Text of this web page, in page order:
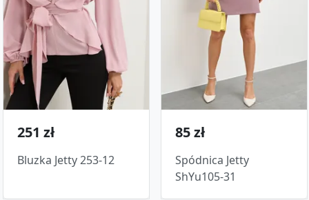
251 zł
Bluzka Jetty 253-12
85 zł
Spódnica Jetty
ShYu105-31